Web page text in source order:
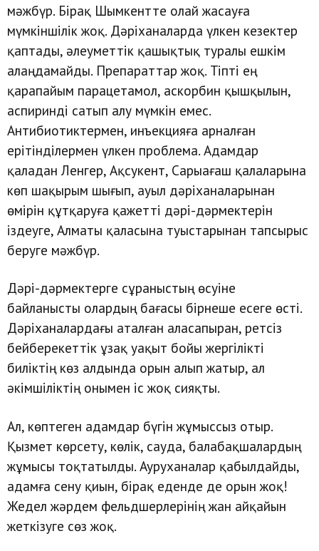
мәжбүр. Бірақ Шымкентте олай жасауға
мүмкіншілік жоқ. Дәріханаларда үлкен кезектер
қаптады, әлеуметтік қашықтық туралы ешкім
алаңдамайды. Препараттар жоқ. Тіпті ең
қарапайым парацетамол, аскорбин қышқылын,
аспиринді сатып алу мүмкін емес.
Антибиотиктермен, инъекцияға арналған
ерітінділермен үлкен проблема. Адамдар
қаладан Ленгер, Ақсукент, Сарыағаш қалаларына
көп шақырым шығып, ауыл дәріханаларынан
өмірін құтқаруға қажетті дәрі-дәрмектерін
іздеуге, Алматы қаласына туыстарынан тапсырыс
беруге мәжбүр.
Дәрі-дәрмектерге сұраныстың өсуіне
байланысты олардың бағасы бірнеше есеге өсті.
Дәріханалардағы аталған аласапыран, ретсіз
бейберекеттік ұзақ уақыт бойы жергілікті
биліктің көз алдында орын алып жатыр, ал
әкімшіліктің онымен іс жоқ сияқты.
Ал, көптеген адамдар бүгін жұмыссыз отыр.
Қызмет көрсету, көлік, сауда, балабақшалардың
жұмысы тоқтатылды. Ауруханалар қабылдайды,
адамға сену қиын, бірақ еденде де орын жоқ!
Жедел жәрдем фельдшерлерінің жан айқайын
жеткізуге сөз жоқ.